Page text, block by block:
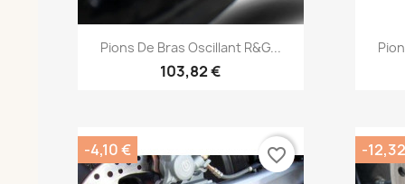
Aperçu rapide
Pions De Bras Oscillant R&G...
103,82 €
-4,10 € favorite_border -